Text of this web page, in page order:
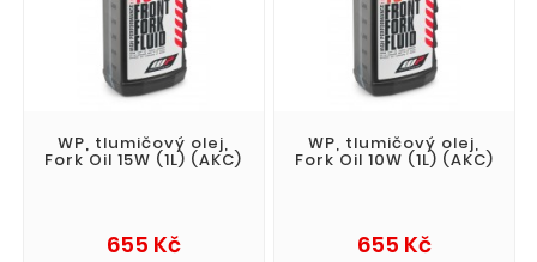
WP, tlumičový olej,
Fork Oil 15W (1L) (AKC)
655 KčCena
WP, tlumičový olej,
Fork Oil 10W (1L) (AKC)
655 KčCena